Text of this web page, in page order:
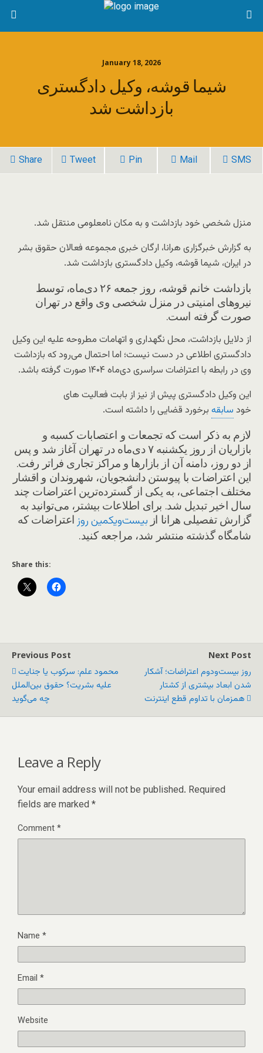
January 18, 2026
شیما قوشه، وکیل دادگستری
بازداشت شد
Share Tweet Pin Mail SMS
منزل شخصی خود بازداشت و به مکان نامعلومی منتقل شد.
به گزارش خبرگزاری هرانا، ارگان خبری مجموعه فعالان حقوق بشر
در ایران، شیما قوشه، وکیل دادگستری بازداشت شد.
بازداشت خانم قوشه، روز جمعه ۲۶ دی‌ماه، توسط
نیروهای امنیتی در منزل شخصی وی واقع در تهران
صورت گرفته است.
از دلایل بازداشت، محل نگهداری و اتهامات مطروحه علیه این وکیل
دادگستری اطلاعی در دست نیست؛ اما احتمال می‌رود که بازداشت
وی در رابطه با اعتراضات سراسری دی‌ماه ۱۴۰۴ صورت گرفته باشد.
این وکیل دادگستری پیش از نیز از بابت فعالیت های
خود سابقه برخورد قضایی را داشته است.
لازم به ذکر است که تجمعات و اعتصابات کسبه و
بازاریان از روز یکشنبه ۷ دی‌ماه در تهران آغاز شد و پس
از دو روز، دامنه آن از بازارها و مراکز تجاری فراتر رفت.
این اعتراضات با پیوستن دانشجویان، شهروندان و اقشار
مختلف اجتماعی، به یکی از گسترده‌ترین اعتراضات چند
سال اخیر تبدیل شد. برای اطلاعات بیشتر، می‌توانید به
گزارش تفصیلی هرانا از بیست‌ویکمین روز اعتراضات که
شامگاه گذشته منتشر شد، مراجعه کنید.
Share this:
Previous Post
محمود علم: سرکوب یا جنایت
علیه بشریت؟ حقوق بین‌الملل
چه می‌گوید
Next Post
روز بیست‌ودوم اعتراضات؛ آشکار
شدن ابعاد بیشتری از کشتار
همزمان با تداوم قطع اینترنت
Leave a Reply
Your email address will not be published. Required
fields are marked *
Comment*
Name *
Email *
Website